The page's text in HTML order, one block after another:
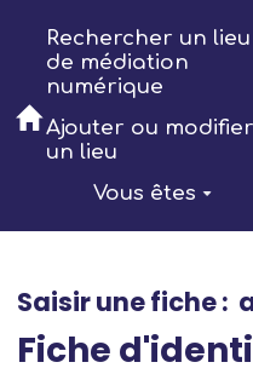
Aller au contenu principal
Rechercher un lieu
de médiation
numérique
Ajouter ou modifier
un lieu
Vous êtes
Saisir une fiche :
Fiche